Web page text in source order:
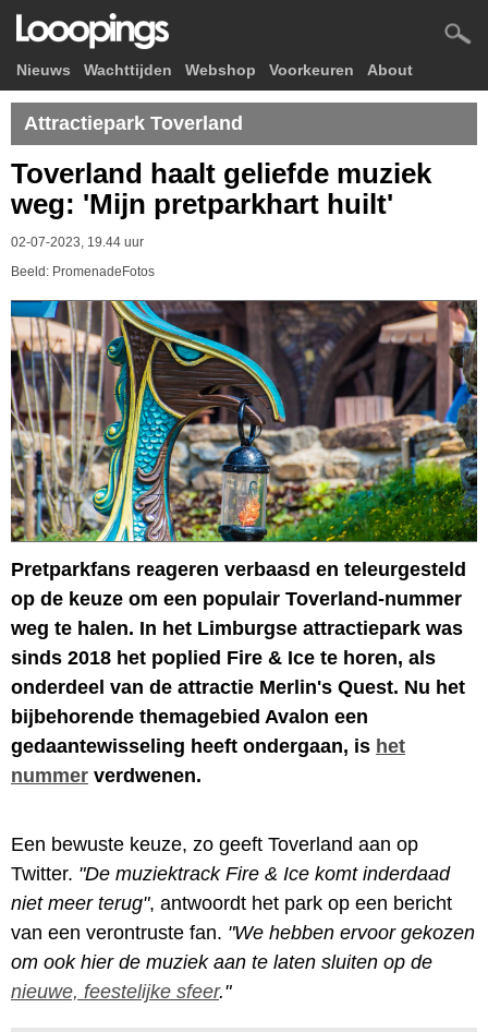
Nieuws Wachttijden Webshop Voorkeuren About
Attractiepark Toverland
Toverland haalt geliefde muziek
weg: 'Mijn pretparkhart huilt'
02-07-2023, 19.44 uur
Beeld: PromenadeFotos
Pretparkfans reageren verbaasd en teleurgesteld
op de keuze om een populair Toverland-nummer
weg te halen. In het Limburgse attractiepark was
sinds 2018 het poplied Fire & Ice te horen, als
onderdeel van de attractie Merlin's Quest. Nu het
bijbehorende themagebied Avalon een
gedaantewisseling heeft ondergaan, is het
nummer verdwenen.
Een bewuste keuze, zo geeft Toverland aan op
Twitter. "De muziektrack Fire & Ice komt inderdaad
niet meer terug", antwoordt het park op een bericht
van een verontruste fan. "We hebben ervoor gekozen
om ook hier de muziek aan te laten sluiten op de
nieuwe, feestelijke sfeer."